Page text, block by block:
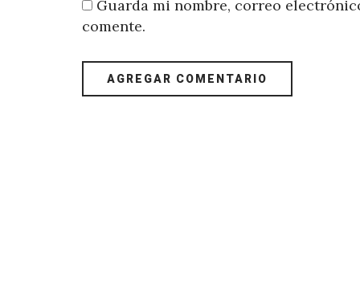
Guarda mi nombre, correo
comente.